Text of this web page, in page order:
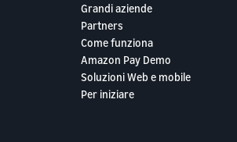
Grandi aziende
Partners
Come funziona
Amazon Pay Demo
Soluzioni Web e mobile
Per iniziare